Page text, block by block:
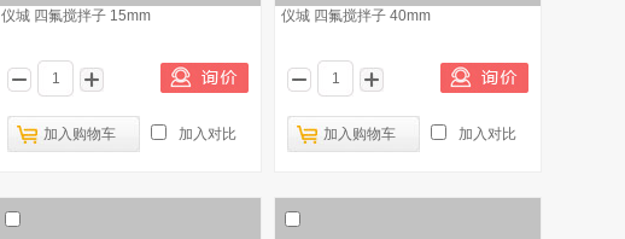
仪城 四氟搅拌子 15mm
加入购物车 加入对比
仪城 四氟搅拌子 40mm
加入购物车 加入对比